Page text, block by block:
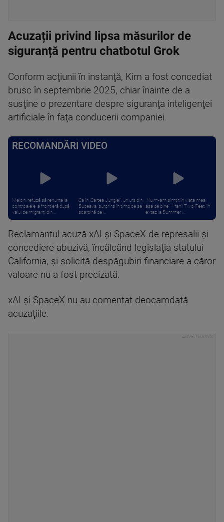
Acuzații privind lipsa măsurilor de
siguranță pentru chatbotul Grok
Conform acţiunii în instanţă, Kim a fost concediat
brusc în septembrie 2025, chiar înainte de a
susţine o prezentare despre siguranţa inteligenţei
artificiale în faţa conducerii companiei.
RECOMANDĂRI VIDEO
Meloni refuză să renunțe la
controalele la frontieră după
valul de migranți din ...
Ca în „Cartea Junglei”: un urs din
Suceava, surprins în timp ce se
scarpină de ...
„Nu m-am simțit în viața mea
așa de bine” – fanii Two Feet, în
extaz la Summer ...
Reclamantul acuză xAI şi SpaceX de represalii şi
concediere abuzivă, încălcând legislaţia statului
California, şi solicită despăgubiri financiare a căror
valoare nu a fost precizată.
xAI şi SpaceX nu au comentat deocamdată
acuzaţiile.